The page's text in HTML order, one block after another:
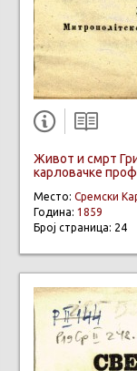
Живот и смрт
карловачке
Место: Сремски
Година: 1859
Број страница: 24